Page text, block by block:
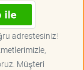
adrestesiniz!
Müşteri